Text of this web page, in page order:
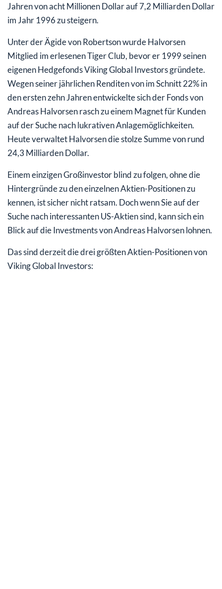
Jahren von acht Millionen Dollar auf 7,2 Milliarden Dollar
im Jahr 1996 zu steigern.
Unter der Ägide von Robertson wurde Halvorsen
Mitglied im erlesenen Tiger Club, bevor er 1999 seinen
eigenen Hedgefonds Viking Global Investors gründete.
Wegen seiner jährlichen Renditen von im Schnitt 22% in
den ersten zehn Jahren entwickelte sich der Fonds von
Andreas Halvorsen rasch zu einem Magnet für Kunden
auf der Suche nach lukrativen Anlagemöglichkeiten.
Heute verwaltet Halvorsen die stolze Summe von rund
24,3 Milliarden Dollar.
Einem einzigen Großinvestor blind zu folgen, ohne die
Hintergründe zu den einzelnen Aktien-Positionen zu
kennen, ist sicher nicht ratsam. Doch wenn Sie auf der
Suche nach interessanten US-Aktien sind, kann sich ein
Blick auf die Investments von Andreas Halvorsen lohnen.
Das sind derzeit die drei größten Aktien-Positionen von
Viking Global Investors: